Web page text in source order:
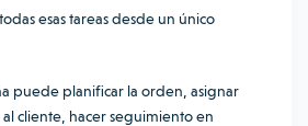
esas tareas desde un único
puede planificar la orden, asignar
cliente, hacer seguimiento en